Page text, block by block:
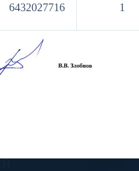
6432027716 1